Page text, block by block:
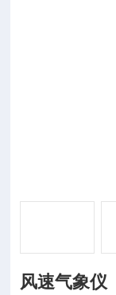
风速气象仪